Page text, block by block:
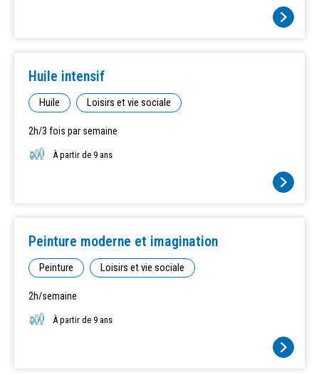
Huile intensif
Huile Loisirs et vie sociale
2h/3 fois par semaine
À partir de 9 ans
Peinture moderne et imagination
Peinture Loisirs et vie sociale
2h/semaine
À partir de 9 ans